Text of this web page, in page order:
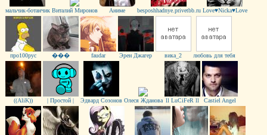
мальчик-ботанчик Виталий Миронов Аниме besposhhadnye.privetbb.ru Love♥Nicka♥Love
про100рус ��� faudar Эрен Джагер вика_2 любовь для тебя
((AliK)) | Простой | Эдвард Созонов Олеся Жданова ll LuCiFeR ll Castiel Angel